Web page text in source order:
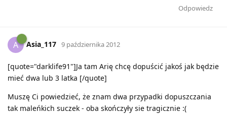
Odpowiedz
A Asia_117 9 października 2012
[quote="darklife91"]Ja tam Arię chcę dopuścić jakoś jak będzie
mieć dwa lub 3 latka [/quote]
Muszę Ci powiedzieć, że znam dwa przypadki dopuszczania
tak maleńkich suczek - oba skończyły sie tragicznie :(